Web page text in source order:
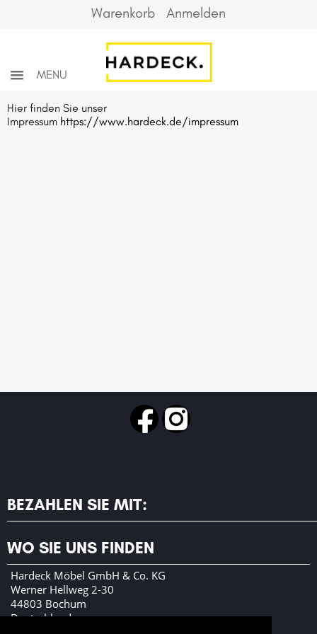
Warenkorb Anmelden
MENU
HOME
Hier finden Sie unser
Impressum https://www.hardeck.de/impressum
BEZAHLEN SIE MIT:
WO SIE UNS FINDEN
Hardeck Möbel GmbH & Co. KG
Werner Hellweg 2-30
44803 Bochum
Deutschland